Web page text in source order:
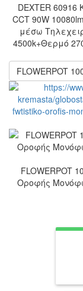
DEXTER
CCT 90W
μέσω
4500k+Θερμό
FLOWERPOT
FLOWERPOT
Οροφής